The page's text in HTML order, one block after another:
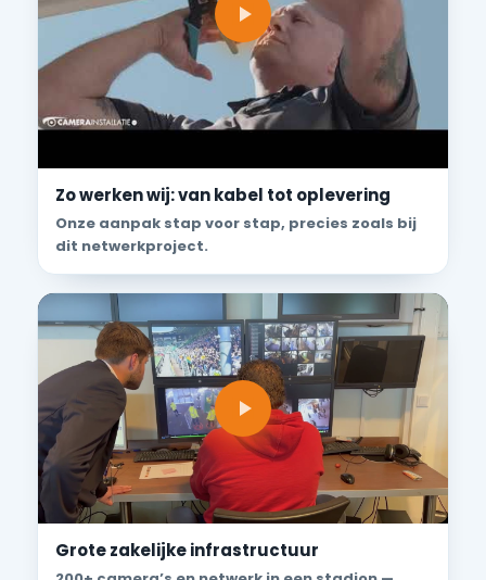
Zo werken wij: van kabel tot oplevering
Onze aanpak stap voor stap, precies zoals bij
dit netwerkproject.
Grote zakelijke infrastructuur